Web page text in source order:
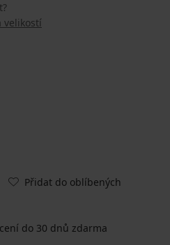
velikostí
Přidat do oblíbených
do 30 dnů zdarma